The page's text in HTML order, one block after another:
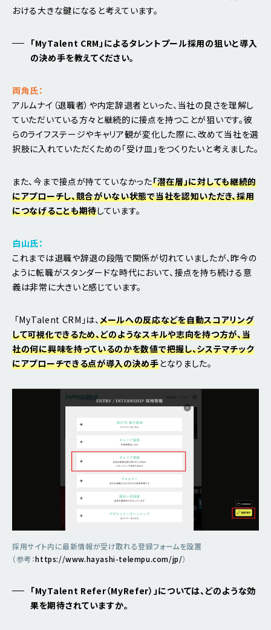
おける大きな鍵になると考えています。
「MyTalent CRM」によるタレントプール採用の狙いと導入
の決め手を教えてください。
両角氏：
アルムナイ（退職者）や内定辞退者といった、当社の良さを理解し
ていただいている方々と継続的に接点を持つことが狙いです。彼
らのライフステージやキャリア観が変化した際に、改めて当社を選
択肢に入れていただくための「受け皿」をつくりたいと考えました。
また、今まで接点が持てていなかった「潜在層」に対しても継続的
にアプローチし、競合がいない状態で当社を認知いただき、採用
につなげることも期待しています。
白山氏：
これまでは退職や辞退の段階で関係が切れていましたが、昨今の
ように転職がスタンダードな時代において、接点を持ち続ける意
義は非常に大きいと感じています。
「MyTalent CRM」は、 メールへの反応などを自動スコアリング
して可視化できるため、どのようなスキルや志向を持つ方が、当
社の何に興味を持っているのかを数値で把握し、システマチック
にアプローチできる点が導入の決め手となりました。
採用サイト内に最新情報が受け取れる登録フォームを設置
（参考：https://www.hayashi-telempu.com/jp/）
「MyTalent Refer（MyRefer）」については、どのような効
果を期待されていますか。